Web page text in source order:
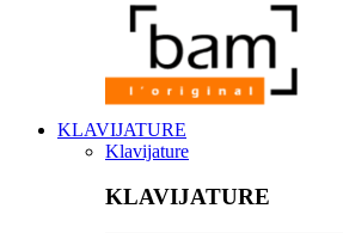
KLAVIJATURE
Klavijature
KLAVIJATURE